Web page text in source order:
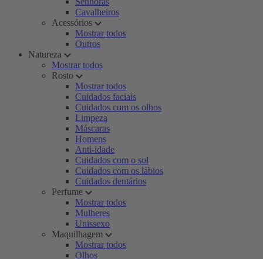
Cavalheiros
Acessórios
Mostrar todos
Outros
Natureza
Mostrar todos
Rosto
Mostrar todos
Cuidados faciais
Cuidados com os olhos
Limpeza
Máscaras
Homens
Anti-idade
Cuidados com o sol
Cuidados com os lábios
Cuidados dentários
Perfume
Mostrar todos
Mulheres
Unissexo
Maquilhagem
Mostrar todos
Olhos